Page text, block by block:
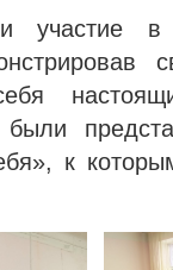
участие в
к